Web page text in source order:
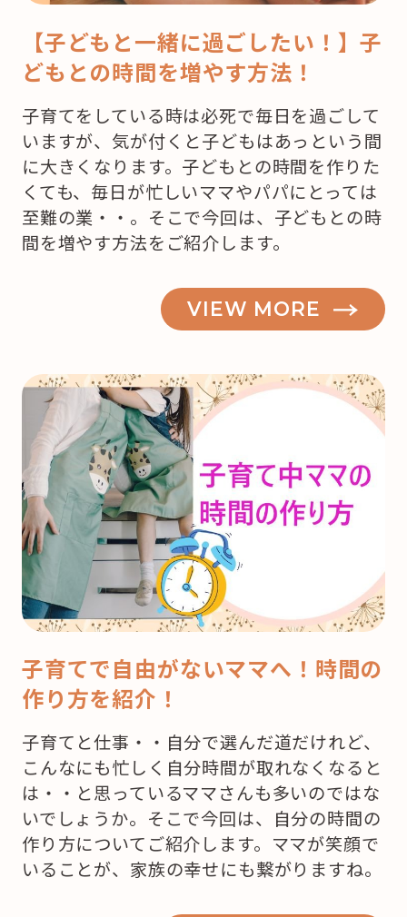
【子どもと一緒に過ごしたい！】子
どもとの時間を増やす方法！
子育てをしている時は必死で毎日を過ごして
いますが、気が付くと子どもはあっという間
に大きくなります。子どもとの時間を作りた
くても、毎日が忙しいママやパパにとっては
至難の業・・。そこで今回は、子どもとの時
間を増やす方法をご紹介します。
VIEW MORE
子育てで自由がないママへ！時間の
作り方を紹介！
子育てと仕事・・自分で選んだ道だけれど、
こんなにも忙しく自分時間が取れなくなると
は・・と思っているママさんも多いのではな
いでしょうか。そこで今回は、自分の時間の
作り方についてご紹介します。ママが笑顔で
いることが、家族の幸せにも繋がりますね。